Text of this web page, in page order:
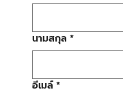
นามสกุล *
อีเมล์*